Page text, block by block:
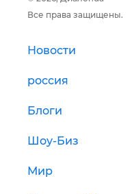
Все права защищены.
Новости
россия
Блоги
Шоу-Биз
Мир